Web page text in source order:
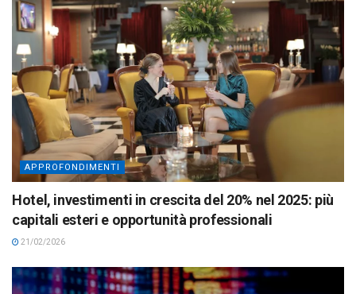
APPROFONDIMENTI
Hotel, investimenti in crescita del 20% nel 2025: più
capitali esteri e opportunità professionali
21/02/2026